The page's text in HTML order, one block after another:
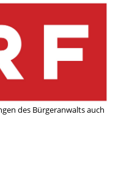
des Bürgeranwalts auch